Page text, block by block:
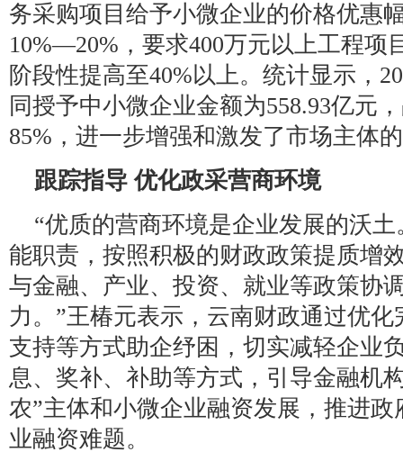
务采购项目给予小微企业的价格优惠
10%—20%，要求400万元以上工程项
阶段性提高至40%以上。统计显示，
同授予中小微企业金额为558.93亿元
85%，进一步增强和激发了市场主体
跟踪指导 优化政采营商环境
“优质的营商环境是企业发展的沃
能职责，按照积极的财政政策提质增
与金融、产业、投资、就业等政策协
力。”王椿元表示，云南财政通过优
支持等方式助企纾困，切实减轻企业
息、奖补、补助等方式，引导金融机
农”主体和小微企业融资发展，推进
业融资难题。